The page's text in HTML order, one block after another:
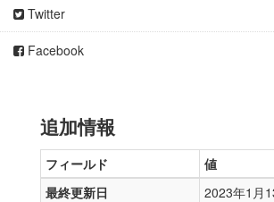
Twitter
Facebook
追加情報
フィールド
値
最終更新日
2023年1月